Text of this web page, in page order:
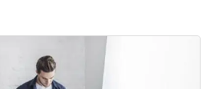
تبدیل پایان نامه به مقاله
چاپ کتاب از روی پایان نامه ارشد (
1